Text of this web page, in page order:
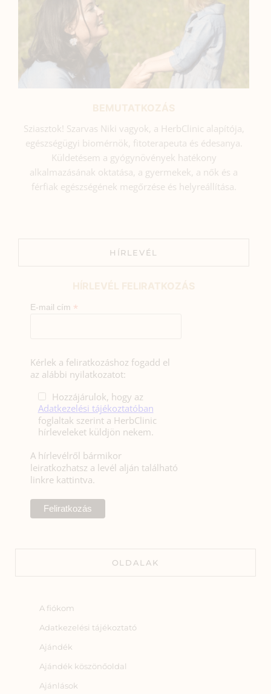
Sziasztok! Szarvas Niki vagyok, a HerbClinic alapítója,
egészségügyi biomérnök, fitoterapeuta és édesanya.
Küldetésem a gyógynövények hatékony
alkalmazásának oktatása, a gyermekek, a nők és a
férfiak egészségének megőrzése és helyreállítása.
HÍRLEVÉL
E-mail cím *
Kérlek a feliratkozáshoz fogadd el
az alábbi nyilatkozatot:
Hozzájárulok, hogy az
Adatkezelési tájékoztatóban
foglaltak szerint a HerbClinic
hírleveleket küldjön nekem.
A hírlevélről bármikor
leiratkozhatsz a levél alján található
linkre kattintva.
OLDALAK
A fiókom
Adatkezelési tájékoztató
Ajándék
Ajándék köszönőoldal
Ajánlások